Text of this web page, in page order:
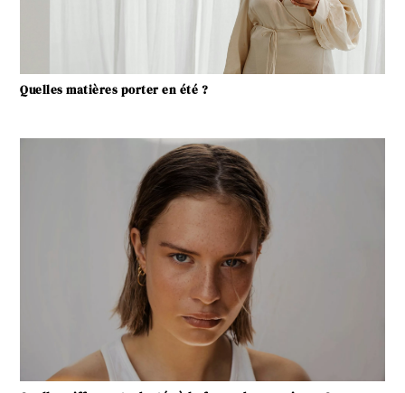
Quelles matières porter en été ?